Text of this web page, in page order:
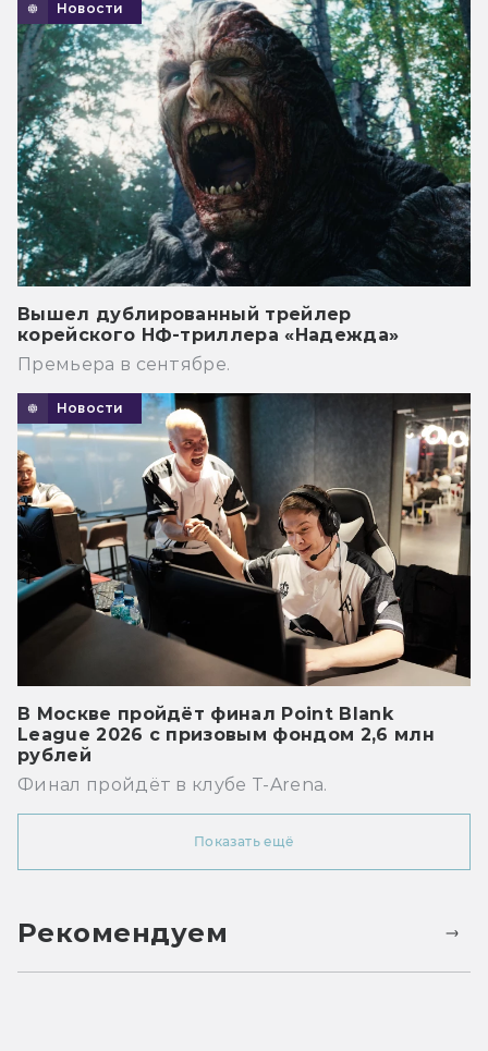
Новости
Вышел дублированный трейлер
корейского НФ-триллера «Надежда»
Премьера в сентябре.
Новости
В Москве пройдёт финал Point Blank
League 2026 с призовым фондом 2,6 млн
рублей
Финал пройдёт в клубе T-Arena.
Показать ещё
Рекомендуем